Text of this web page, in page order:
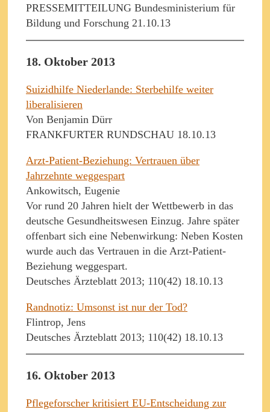
PRESSEMITTEILUNG Bundesministerium für
Bildung und Forschung 21.10.13
18. Oktober 2013
Suizidhilfe Niederlande: Sterbehilfe weiter
liberalisieren
Von Benjamin Dürr
FRANKFURTER RUNDSCHAU 18.10.13
Arzt-Patient-Beziehung: Vertrauen über
Jahrzehnte weggespart
Ankowitsch, Eugenie
Vor rund 20 Jahren hielt der Wettbewerb in das
deutsche Gesundheitswesen Einzug. Jahre später
offenbart sich eine Nebenwirkung: Neben Kosten
wurde auch das Vertrauen in die Arzt-Patient-
Beziehung weggespart.
Deutsches Ärzteblatt 2013; 110(42) 18.10.13
Randnotiz: Umsonst ist nur der Tod?
Flintrop, Jens
Deutsches Ärzteblatt 2013; 110(42) 18.10.13
16. Oktober 2013
Pflegeforscher kritisiert EU-Entscheidung zur